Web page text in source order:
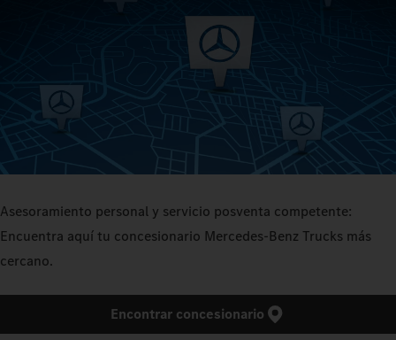
Asesoramiento personal y servicio posventa competente:
Encuentra aquí tu concesionario Mercedes‑Benz Trucks más
cercano.
Encontrar concesionario